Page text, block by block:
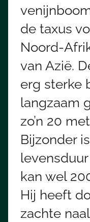
de taxus
Noord-
van Azië.
erg sterke
langzaam
zo’n 20
Bijzonder
kan wel
Hij heeft
zachte